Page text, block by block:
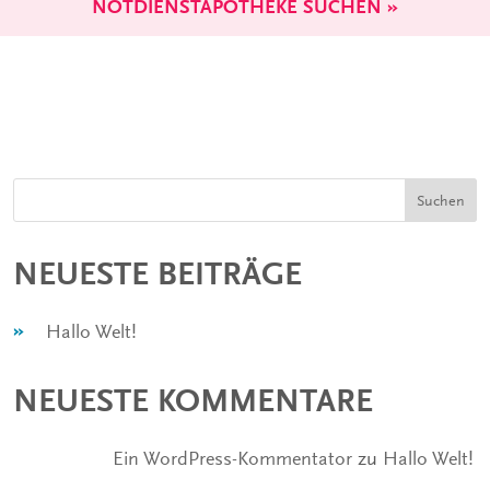
NOTDIENSTAPOTHEKE SUCHEN »
Suchen
NEUESTE BEITRÄGE
Hallo Welt!
NEUESTE KOMMENTARE
Ein WordPress-Kommentator zu Hallo Welt!